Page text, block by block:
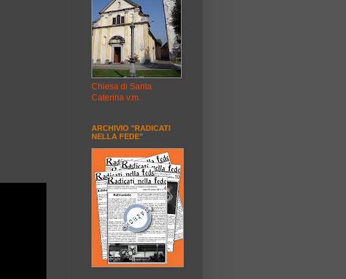
Chiesa di Santa
Caterina v.m.
ARCHIVIO "RADICATI
NELLA FEDE"